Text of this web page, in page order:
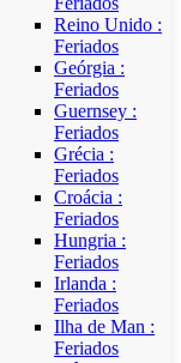
Reino Unido :
Feriados
Geórgia :
Feriados
Guernsey :
Feriados
Grécia :
Feriados
Croácia :
Feriados
Hungria :
Feriados
Irlanda :
Feriados
Ilha de Man :
Feriados